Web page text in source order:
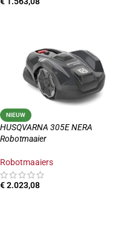
NIEUW
HUSQVARNA 305E NERA
Robotmaaier
Robotmaaiers
€2.023,08